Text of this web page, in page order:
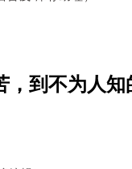
，到不为人